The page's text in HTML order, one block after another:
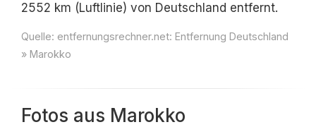
2552 km (Luftlinie) von Deutschland entfernt.
Quelle: entfernungsrechner.net: Entfernung Deutschland
» Marokko
Fotos aus Marokko